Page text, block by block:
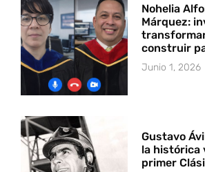
Nohelia
Márquez:
construir
Junio 1, 2026
Gustavo
la histórica
primer